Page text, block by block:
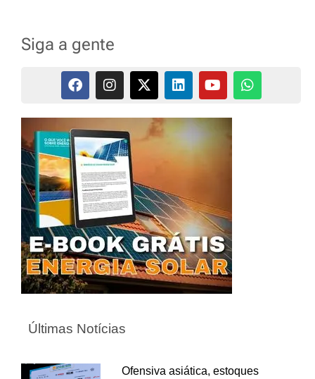
Siga a gente
Últimas Notícias
Ofensiva asiática, estoques